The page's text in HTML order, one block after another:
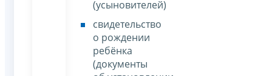
(усыновителей)
свидетельство
о рождении
ребёнка
(документы